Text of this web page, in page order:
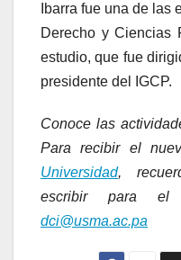
Ibarra fue una de las
Derecho y Ciencias
estudio, que fue
presidente del IGCP.
Conoce las
Para recibir el
Universidad,
escribir para el
dci@usma.ac.pa